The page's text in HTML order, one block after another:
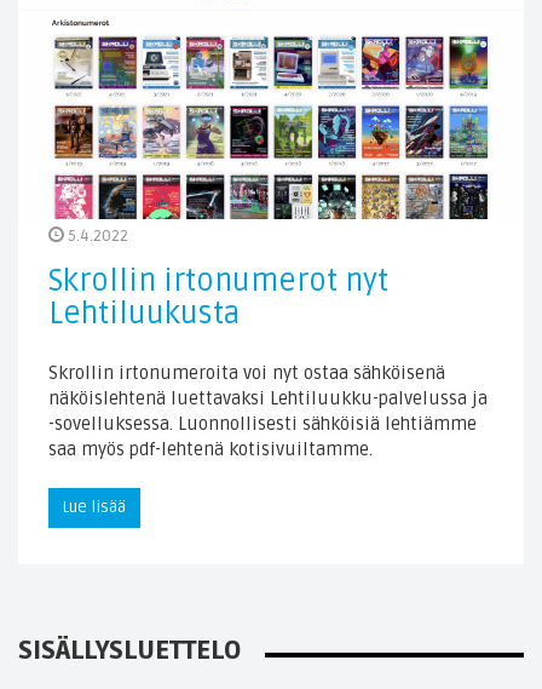
5.4.2022
Skrollin irtonumerot nyt
Lehtiluukusta
Skrollin irtonumeroita voi nyt ostaa sähköisenä
näköislehtenä luettavaksi Lehtiluukku-palvelussa ja
-sovelluksessa. Luonnollisesti sähköisiä lehtiämme
saa myös pdf-lehtenä kotisivuiltamme.
Lue lisää
SISÄLLYSLUETTELO